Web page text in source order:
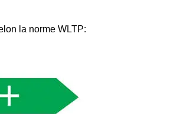
la norme WLTP: